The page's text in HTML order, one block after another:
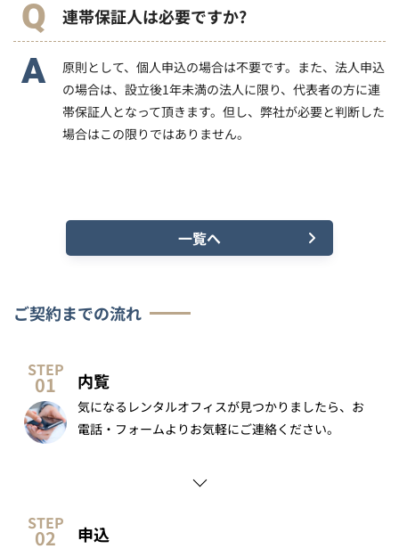
連帯保証人は必要ですか?
原則として、個人申込の場合は不要です。また、法人申込
の場合は、設立後1年未満の法人に限り、代表者の方に連
帯保証人となって頂きます。但し、弊社が必要と判断した
場合はこの限りではありません。
一覧へ
ご契約までの流れ
内覧
気になるレンタルオフィスが見つかりましたら、お
電話・フォームよりお気軽にご連絡ください。
申込